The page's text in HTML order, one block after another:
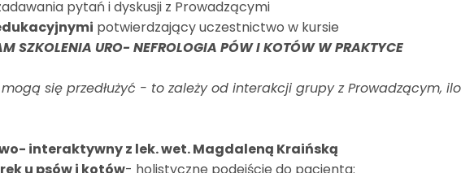
pytań i dyskusji z Prowadzącymi
potwierdzający uczestnictwo w kursie
SZKOLENIAURO- NEFROLOGIA PÓW I KOTÓW W PRAKTYCE
się przedłużyć - to zależy od interakcji grupy z Prowadzącym,
interaktywny z lek. wet. Magdaleną Kraińską
u psów i kotów- holistyczne podejście do pacjenta: